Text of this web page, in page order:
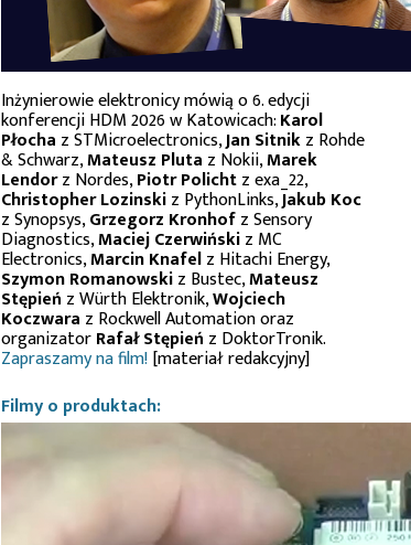
Inżynierowie elektronicy mówią o 6. edycji
konferencji HDM 2026 w Katowicach:Karol
Płocha z STMicroelectronics,Jan Sitnikz Rohde
& Schwarz,Mateusz Pluta z Nokii,Marek
Lendorz Nordes,Piotr Polichtz exa_22,
Christopher Lozinskiz PythonLinks,Jakub Koc
z Synopsys,Grzegorz Kronhofz Sensory
Diagnostics,Maciej Czerwińskiz MC
Electronics,Marcin Knafelz Hitachi Energy,
Szymon Romanowskiz Bustec,Mateusz
Stępień z Würth Elektronik,Wojciech
Koczwara z Rockwell Automation oraz
organizatorRafał Stępień z DoktorTronik.
Zapraszamy na film![materiał redakcyjny]
Filmy o produktach: